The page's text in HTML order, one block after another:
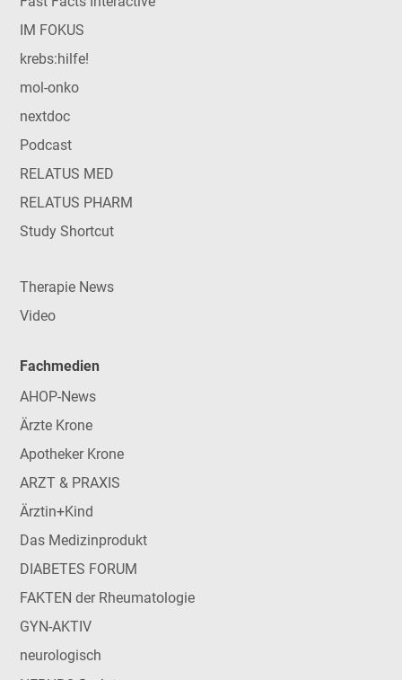
IM FOKUS
krebs:hilfe!
mol-onko
nextdoc
Podcast
RELATUS MED
RELATUS PHARM
Study Shortcut
Therapie News
Video
Fachmedien
AHOP-News
Ärzte Krone
Apotheker Krone
ARZT & PRAXIS
Ärztin+Kind
Das Medizinprodukt
DIABETES FORUM
FAKTEN der Rheumatologie
GYN-AKTIV
neurologisch